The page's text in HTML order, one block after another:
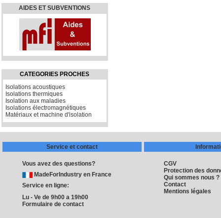
AIDES ET SUBVENTIONS
CATEGORIES PROCHES
Isolations acoustiques
Isolations thermiques
Isolation aux maladies
Isolations électromagnétiques
Matériaux et machine d'isolation
Service et contact
Vous avez des questions?
MadeForIndustry en France
Service en ligne:
Lu - Ve de 9h00 a 19h00
Formulaire de contact
CGV
Protection des
Qui sommes nous ?
Contact
Mentions légales